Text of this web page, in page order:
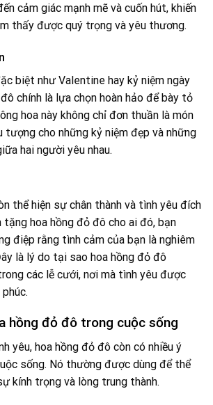
cảm giác mạnh mẽ và cuốn hút, khiến
thấy được quý trọng và yêu thương.
biệt như Valentine hay kỷ niệm ngày
chính là lựa chọn hoàn hảo để bày tỏ
hoa này không chỉ đơn thuần là món
tượng cho những kỷ niệm đẹp và những
hai người yêu nhau.
thể hiện sự chân thành và tình yêu đích
tặng hoa hồng đỏ đô cho ai đó, bạn
điệp rằng tình cảm của bạn là nghiêm
là lý do tại sao hoa hồng đỏ đô
các lễ cưới, nơi mà tình yêu được
hồng đỏ đô trong cuộc sống
yêu, hoa hồng đỏ đô còn có nhiều ý
sống. Nó thường được dùng để thể
kính trọng và lòng trung thành.